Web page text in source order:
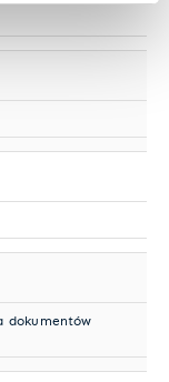
dokumentów